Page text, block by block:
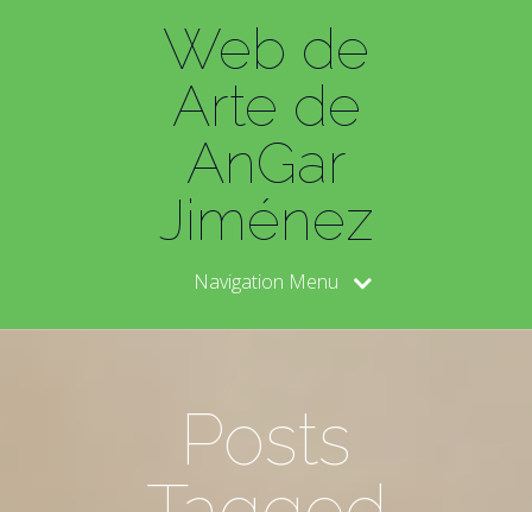
Web de
Arte de
AnGar
Jiménez
Navigation Menu
Posts